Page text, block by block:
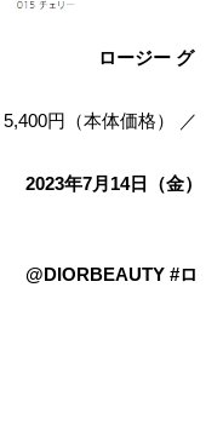
グ
価格） ／
（金）
#ロ